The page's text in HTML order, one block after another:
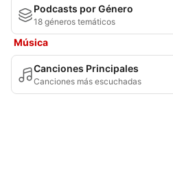
Podcasts por Género
18 géneros temáticos
Música
Canciones Principales
Canciones más escuchadas